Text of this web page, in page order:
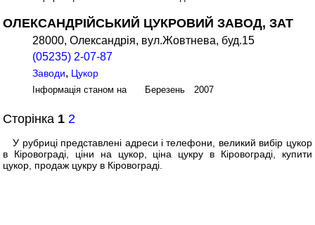
ОЛЕКСАНДРІЙСЬКИЙ ЦУКРОВИЙ ЗАВОД, ЗАТ
28000, Олександрія, вул.Жовтнева, буд.15
(05235) 2-07-87
Заводи, Цукор
Інформація станом на Березень 2007
Сторінка 12
У рубриці представлені адреси і телефони, великий вибір цукор
в Кіровограді, ціни на цукор, ціна цукру в Кіровограді, купити
цукор, продаж цукру в Кіровограді.